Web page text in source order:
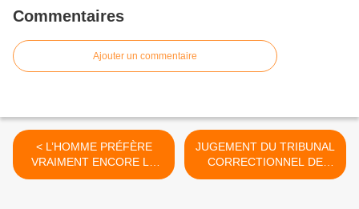
Commentaires
Ajouter un commentaire
< L’HOMME PRÉFÈRE
VRAIMENT ENCORE LA
GUERRE À LA PAIX
JUGEMENT DU TRIBUNAL
CORRECTIONNEL DE
PARIS, L’EX PRÉSIDENT